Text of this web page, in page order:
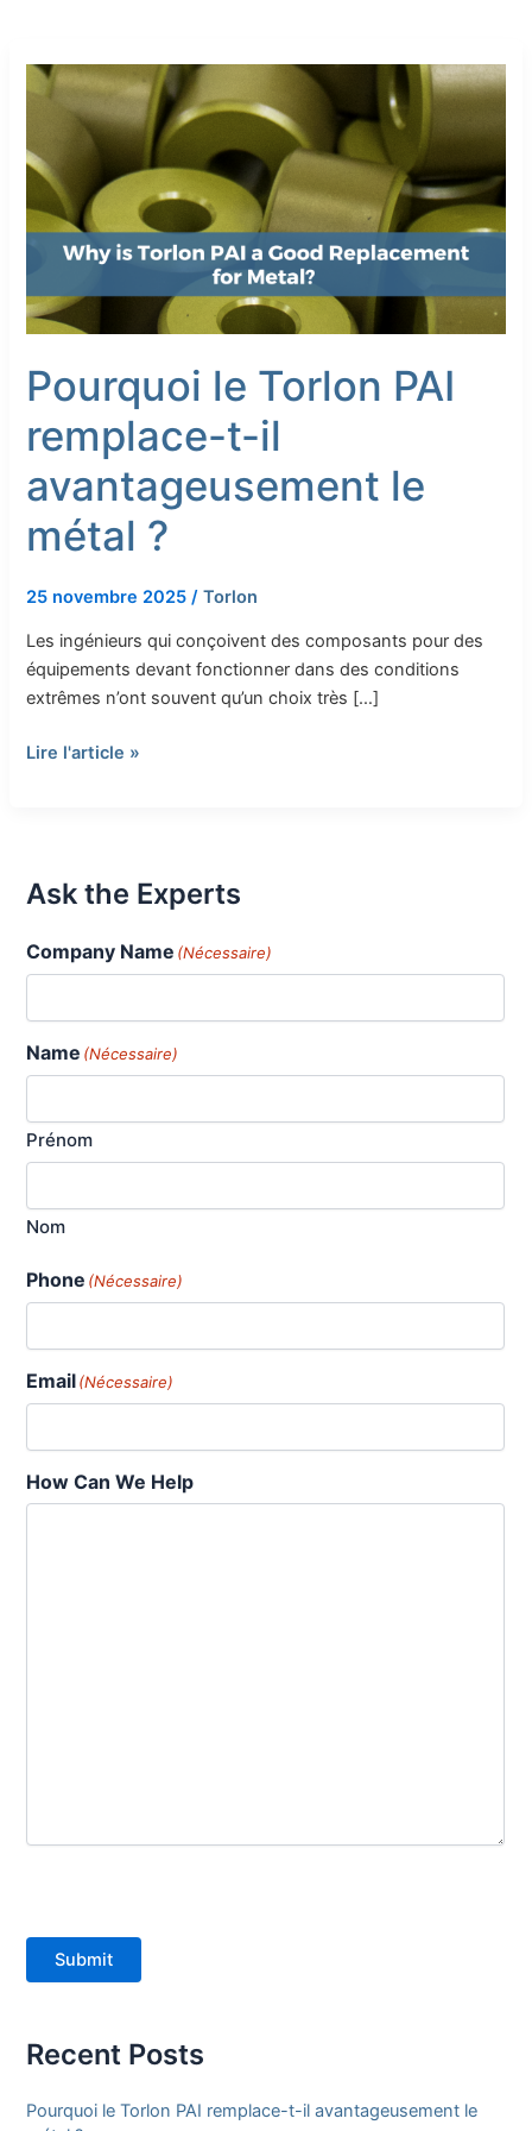
Pourquoi le Torlon PAI
remplace-t-il
avantageusement le
métal ?
25 novembre 2025/Torlon
Les ingénieurs qui conçoivent des composants pour des
équipements devant fonctionner dans des conditions
extrêmes n’ont souvent qu’un choix très […]
Torlon
remplace-
avantageusement
métal
?
Lire l'article »
Ask the Experts
Company Name (Nécessaire)
Name (Nécessaire)
Prénom
Nom
Phone (Nécessaire)
Email(Nécessaire)
How Can We Help
Submit
Recent Posts
Pourquoi le Torlon PAI remplace-t-il avantageusement le